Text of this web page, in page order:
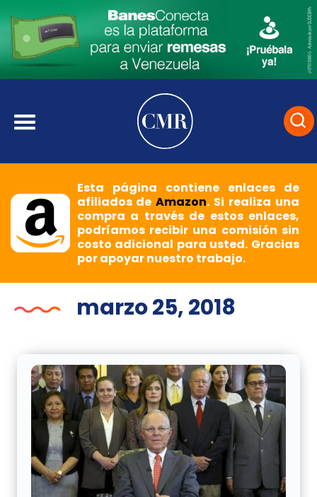
Esta página contiene enlaces de
afiliados deAmazon. Si realiza una
compra a través de estos enlaces,
podríamos recibir una comisión sin
costo adicional para usted. Gracias
por apoyar nuestro trabajo.
marzo 25, 2018